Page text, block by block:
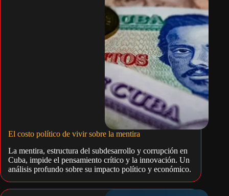
El costo político de vivir sobre la mentira
La mentira, estructura del subdesarrollo y corrupción en
Cuba, impide el pensamiento crítico y la innovación. Un
análisis profundo sobre su impacto político y económico.